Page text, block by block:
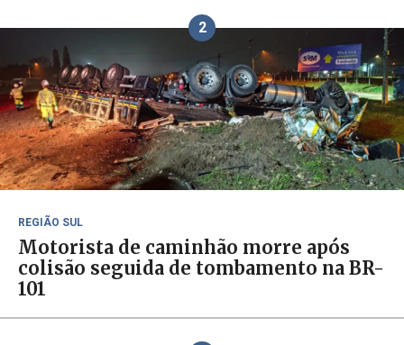
2
REGIÃO SUL
Motorista de caminhão morre após
colisão seguida de tombamento na BR-
101